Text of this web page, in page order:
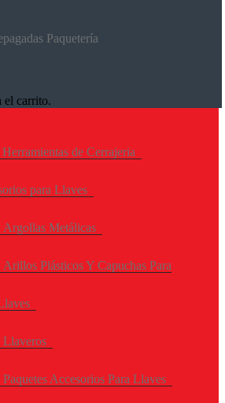
Paquetería
el carrito.
de Cerrajeria
para Llaves
Argollas Metálicas
Arillos Plásticos Y Capuchas Para
Llaveros
Paquetes Accesorios Para Llaves